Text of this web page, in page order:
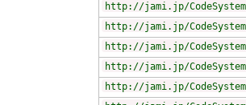
http://jami.jp/
http://jami.jp/
http://jami.jp/
http://jami.jp/
http://jami.jp/